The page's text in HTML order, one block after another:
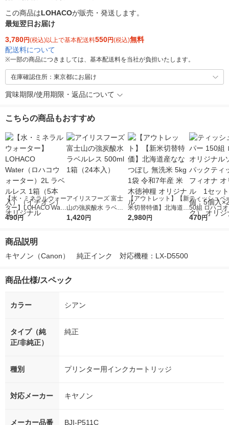
この商品はLOHACOが販売・発送します。
最短翌日お届け
3,780円(税込)以上で基本配送料550円(税込)無料
配送料について
※一部の商品につきましては、基本配送料を当社が負担いたします。
在庫確認住所：東京都にお届け
賞味期限/使用期限・返品について
こちらの商品もおすすめ
【水・ミネラルウォー
ター】LOHACO Wate
r（ロハコウォータ
シ） オリジナル
490円
アイリスフーズ 富士
山の強炭酸水 ラベル
レス 500ml 1箱（24
1,420円
【アウトレット】【新
米切替特価】北海道産
ななつぼし 無洗米 5k
2,980円
ティッシュペ
50組 ロハコ
ルソフトパッ
470円
商品説明
キヤノン（Canon）　純正インク　対応機種：LX-D5500
商品仕様/スペック
カラー シアン
タイプ（純
正/非純正）
純正
種別 プリンター用インクカートリッジ
対応メーカー キヤノン
メーカー品番 BJI-P511C